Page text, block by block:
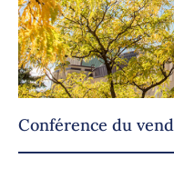
Conférence du